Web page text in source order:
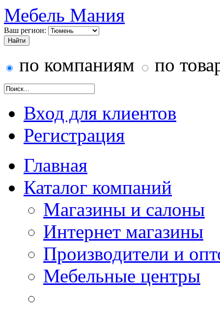
Мебель Мания
Ваш регион:
по компаниям по
Вход для клиентов
Регистрация
Главная
Каталог компаний
Магазины и салоны
Интернет магазины
Производители и
Мебельные центры